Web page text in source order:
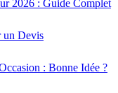
2026 : Guide Complet
un Devis
: Bonne Idée ?